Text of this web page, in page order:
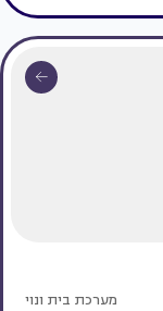
מערכת בית ונוי